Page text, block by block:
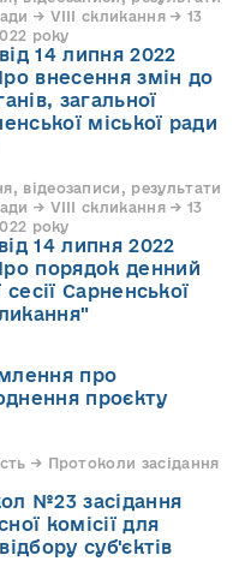
→ VIII скликання → 13
року
14 липня 2022
внесення змін до
загальної
міської ради
відеозаписи, результати
→ VIII скликання → 13
року
14 липня 2022
порядок денний
Сарненської
про
проєкту
→ Протоколи засідання
№23 засідання
комісії для
суб'єктів